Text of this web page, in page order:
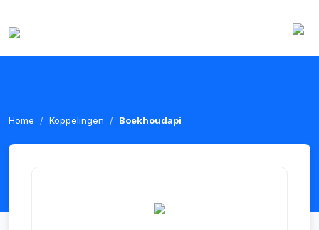
Home Koppelingen Boekhoudapi